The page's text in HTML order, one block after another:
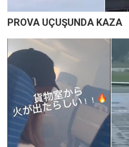
PROVA UÇUŞUNDA KAZA